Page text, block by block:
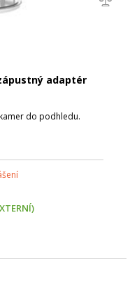
adaptér
do podhledu.